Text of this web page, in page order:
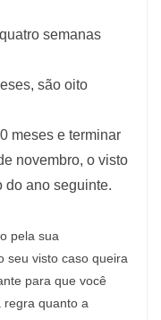
semanas
são oito
meses e terminar
novembro, o visto
do ano seguinte.
pela sua
seu visto caso queira
para que você
regra quanto a